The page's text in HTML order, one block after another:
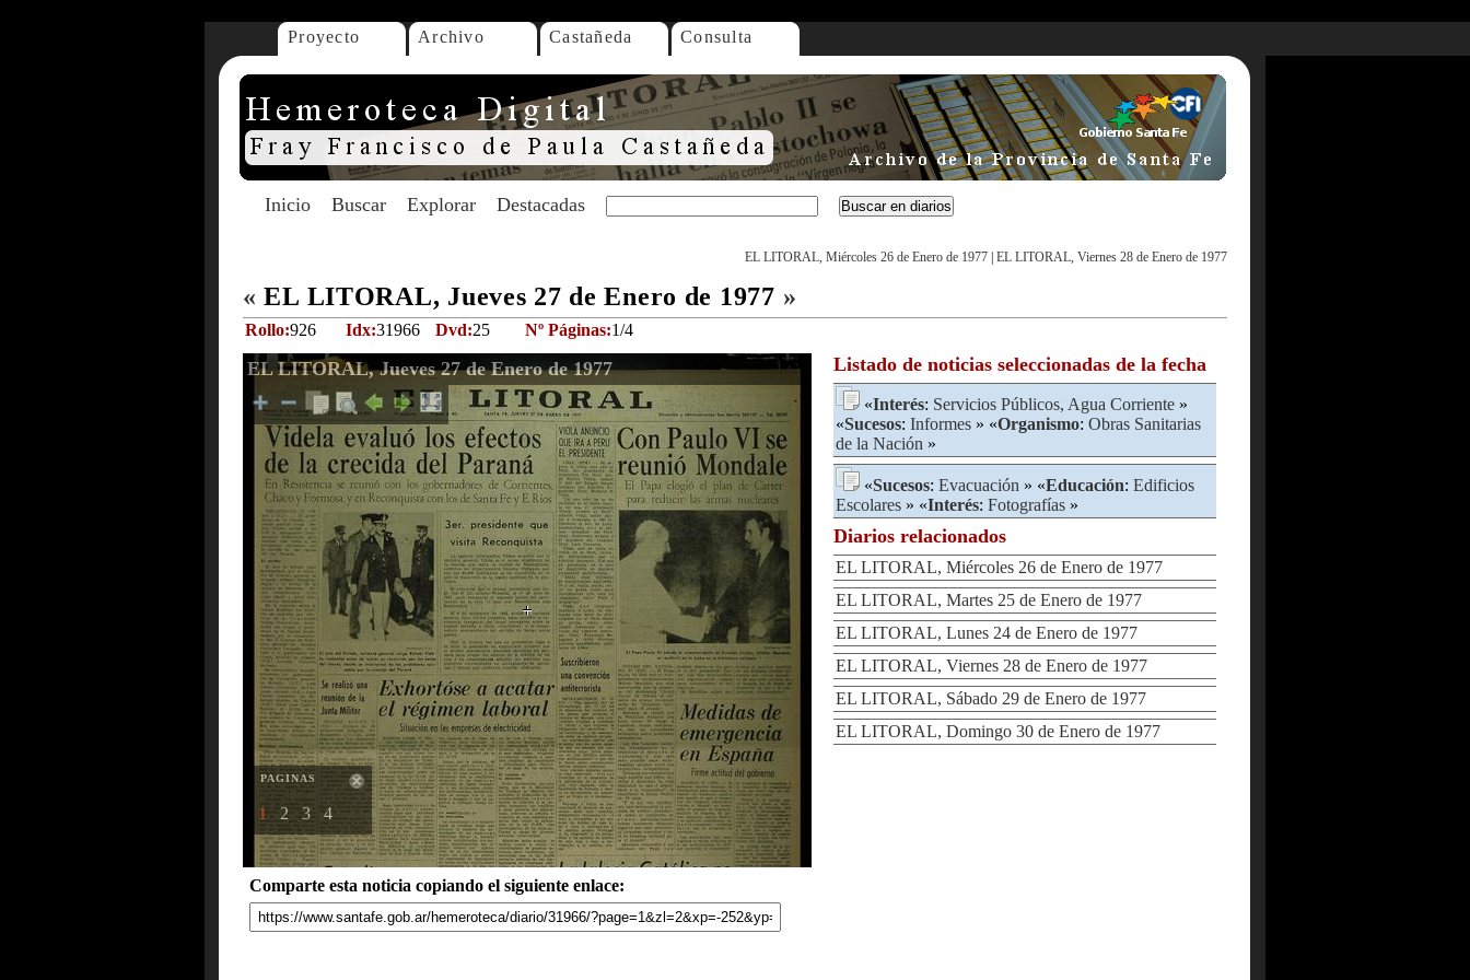
Proyecto Archivo Castañeda Consulta
Inicio Buscar Explorar Destacadas
EL LITORAL, Miércoles 26 de Enero de 1977 EL LITORAL, Viernes 28 de Enero de 1977
« EL LITORAL, Jueves 27 de Enero de 1977 »
Rollo:926 Idx:31966 Dvd:25 Nº Páginas:1/4
EL LITORAL, Jueves 27 de Enero de 1977
PAGINAS
1 2 3 4
Comparte esta noticia copiando el siguiente enlace:
Listado de noticias seleccionadas de la fecha
«Interés: Servicios Públicos, Agua Corriente »
«Sucesos: Informes » «Organismo: Obras Sanitarias
de la Nación »
«Sucesos: Evacuación » «Educación: Edificios
Escolares » «Interés: Fotografías »
Diarios relacionados
EL LITORAL, Miércoles 26 de Enero de 1977
EL LITORAL, Martes 25 de Enero de 1977
EL LITORAL, Lunes 24 de Enero de 1977
EL LITORAL, Viernes 28 de Enero de 1977
EL LITORAL, Sábado 29 de Enero de 1977
EL LITORAL, Domingo 30 de Enero de 1977